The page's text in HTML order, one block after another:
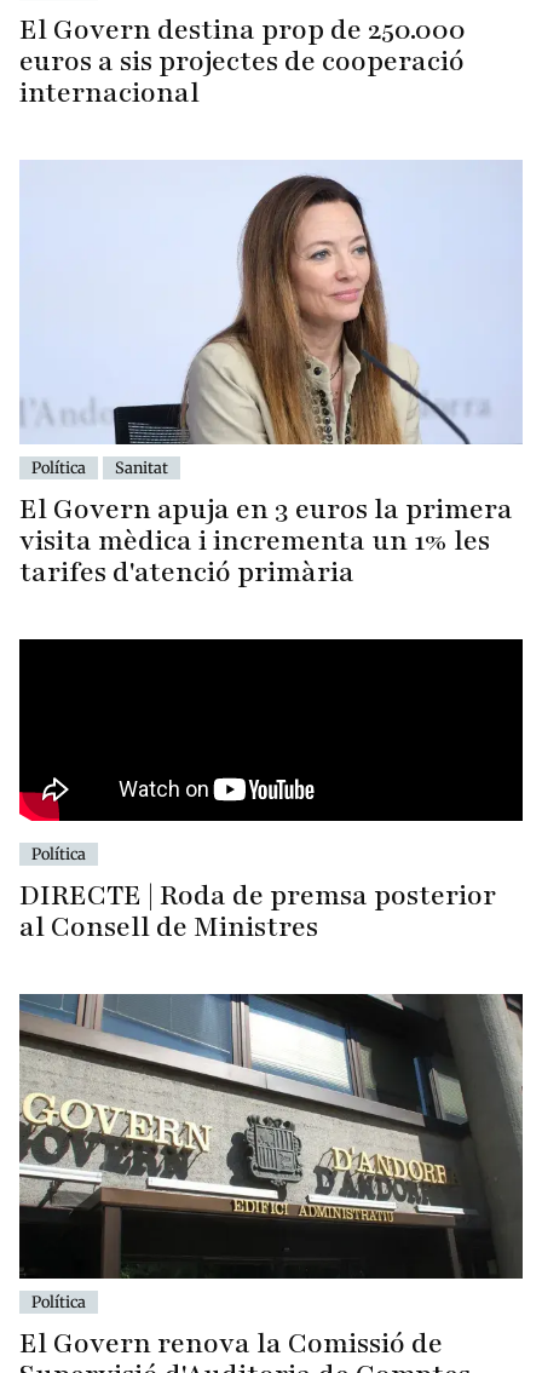
El Govern destina prop de 250.000
euros a sis projectes de cooperació
internacional
Política Sanitat
El Govern apuja en 3 euros la primera
visita mèdica i incrementa un 1% les
tarifes d'atenció primària
Política
DIRECTE | Roda de premsa posterior
al Consell de Ministres
Política
El Govern renova la Comissió de